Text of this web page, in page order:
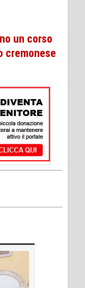
un corso
cremonese